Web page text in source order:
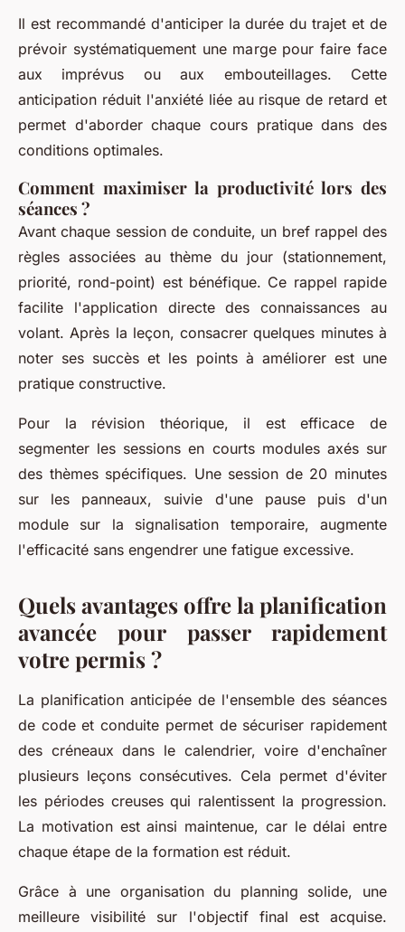
Il est recommandé d'anticiper la durée du trajet et de
prévoir systématiquement une marge pour faire face
aux imprévus ou aux embouteillages. Cette
anticipation réduit l'anxiété liée au risque de retard et
permet d'aborder chaque cours pratique dans des
conditions optimales.
Comment maximiser la productivité lors des
séances ?
Avant chaque session de conduite, un bref rappel des
règles associées au thème du jour (stationnement,
priorité, rond-point) est bénéfique. Ce rappel rapide
facilite l'application directe des connaissances au
volant. Après la leçon, consacrer quelques minutes à
noter ses succès et les points à améliorer est une
pratique constructive.
Pour la révision théorique, il est efficace de
segmenter les sessions en courts modules axés sur
des thèmes spécifiques. Une session de 20 minutes
sur les panneaux, suivie d'une pause puis d'un
module sur la signalisation temporaire, augmente
l'efficacité sans engendrer une fatigue excessive.
Quels avantages offre la planification
avancée pour passer rapidement
votre permis ?
La planification anticipée de l'ensemble des séances
de code et conduite permet de sécuriser rapidement
des créneaux dans le calendrier, voire d'enchaîner
plusieurs leçons consécutives. Cela permet d'éviter
les périodes creuses qui ralentissent la progression.
La motivation est ainsi maintenue, car le délai entre
chaque étape de la formation est réduit.
Grâce à une organisation du planning solide, une
meilleure visibilité sur l'objectif final est acquise.